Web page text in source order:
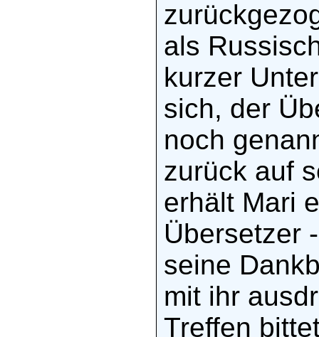
als
kurzer
sich, der
noch
zurück auf
erhält Mari
Übersetzer
seine
mit ihr
Treffen